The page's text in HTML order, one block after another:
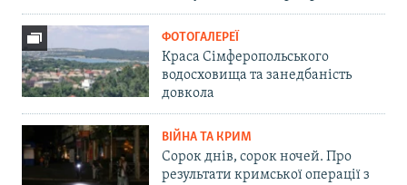
ФОТОГАЛЕРЕЇ
Краса Сімферопольського
водосховища та занедбаність
довкола
ВІЙНА ТА КРИМ
Сорок днів, сорок ночей. Про
результати кримської операції з